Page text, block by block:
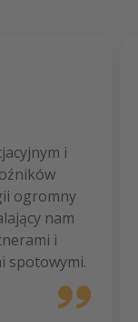
i
ogromny
nam
i
spotowymi.